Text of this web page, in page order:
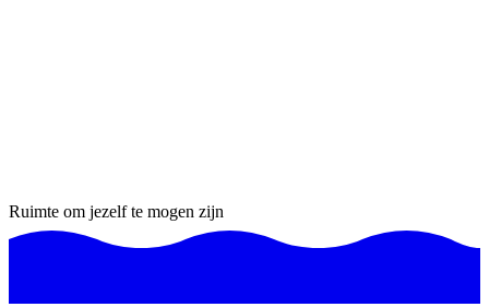
Ruimte om jezelf te mogen zijn